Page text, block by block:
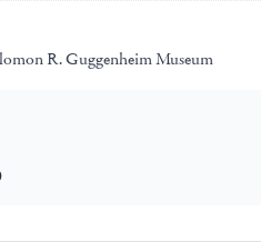
R. Guggenheim Museum